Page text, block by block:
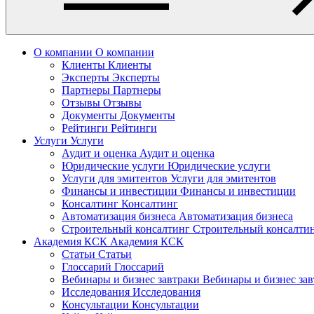
О компании О компании
Клиенты Клиенты
Эксперты Эксперты
Партнеры Партнеры
Отзывы Отзывы
Документы Документы
Рейтинги Рейтинги
Услуги Услуги
Аудит и оценка Аудит и оценка
Юридические услуги Юридические услуги
Услуги для эмитентов Услуги для эмитентов
Финансы и инвестиции Финансы и инвестиции
Консалтинг Консалтинг
Автоматизация бизнеса Автоматизация бизнеса
Строительный консалтинг Строительный
Академия КСК Академия КСК
Статьи Статьи
Глоссарий Глоссарий
Вебинары и бизнес завтраки Вебинары и бизнес
Исследования Исследования
Консультации Консультации